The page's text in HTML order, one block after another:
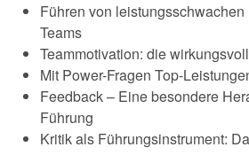
Führen von
Teams
Teammotivation: die
Mit Power-Fragen Top-
Feedback – Eine besondere
Führung
Kritik als Führungsinstrument: